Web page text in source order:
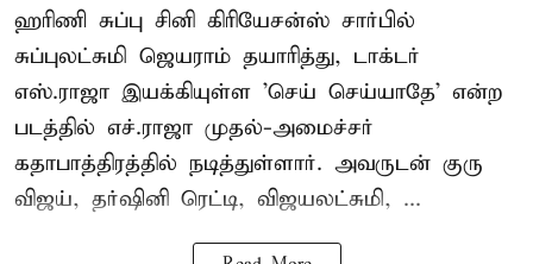
ஹரிணி சுப்பு சினி கிரியேசன்ஸ் சார்பில்
சுப்புலட்சுமி ஜெயராம் தயாரித்து, டாக்டர்
எஸ்.ராஜா இயக்கியுள்ள 'செய் செய்யாதே' என்ற
படத்தில் எச்.ராஜா முதல்-அமைச்சர்
கதாபாத்திரத்தில் நடித்துள்ளார். அவருடன் குரு
விஜய், தர்ஷினி ரெட்டி, விஜயலட்சுமி, ...